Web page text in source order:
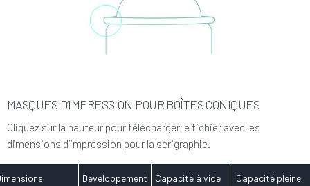
MASQUES D’IMPRESSION POUR BOÎTES CONIQUES
Cliquez sur la hauteur pour télécharger le fichier avec les
dimensions d’impression pour la sérigraphie.
Développement
Capacité à vide Capacité pleine